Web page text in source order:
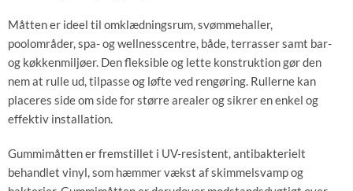
Måtten er ideel til omklædningsrum, svømmehaller,
poolområder, spa- og wellnesscentre, både, terrasser samt bar-
og køkkenmiljøer. Den fleksible og lette konstruktion gør den
nem at rulle ud, tilpasse og løfte ved rengøring. Rullerne kan
placeres side om side for større arealer og sikrer en enkel og
effektiv installation.
Gummimåtten er fremstillet i UV-resistent, antibakterielt
behandlet vinyl, som hæmmer vækst af skimmelsvamp og